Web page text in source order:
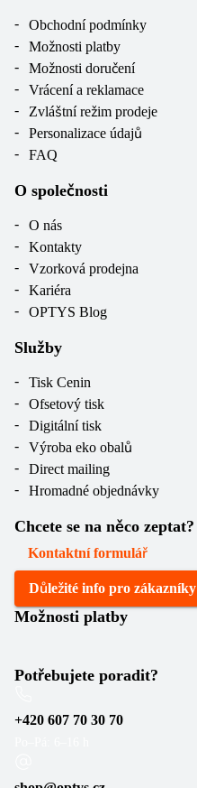
Obchodní podmínky
Možnosti platby
Možnosti doručení
Vrácení a reklamace
Zvláštní režim prodeje
Personalizace údajů
FAQ
O společnosti
O nás
Kontakty
Vzorková prodejna
Kariéra
OPTYS Blog
Služby
Tisk Cenin
Ofsetový tisk
Digitální tisk
Výroba eko obalů
Direct mailing
Hromadné objednávky
Chcete se na něco zeptat?
Kontaktní formulář
Důležité info pro zákazníky
Možnosti platby
Potřebujete poradit?
+420 607 70 30 70